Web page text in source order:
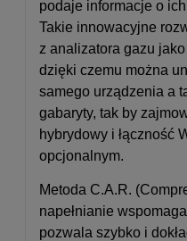
podaje informacje o
Takie innowacyjne
z analizatora gazu
dzięki czemu można
samego urządzenia a
gabaryty, tak by
hybrydowy i łączność
opcjonalnym.
Metoda C.A.R.
napełnianie
pozwala szybko i